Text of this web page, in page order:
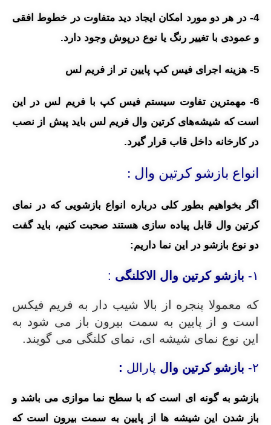
4- در هر دو مورد امکان ایجاد دید متفاوت در خطوط افقی
و عمودی با تغییر رنگ یا نوع درپوش وجود دارد.
5- هزینه اجرای فیس کپ پایین تر از فریم لس
6- مهمترین تفاوت سیستم فیس کپ با فریم لس در این
است که شیشه‌های کرتین وال فریم لس باید پیش از نصب
در کارخانه داخل قاب قرار گیرد.
انواع بازشو کرتین وال :
اگر بخواهیم بطور کلی درباره انواع بازشویی که در نمای
کرتین وال قابل پیاده سازی هستند صحبت کنیم، باید گفت
دو نوع بازشو در این نما داریم:
۱- بازشو کرتین وال الاکلنگی :
که معمولا پنجره از بالا شیب دار به فریم فیکس
است و از پایین به سمت بیرون باز می شود به
این نوع نمای شیشه ای، نمای کلنگی می گویند.
۲- بازشو کرتین وال پارالل :
بازشو به گونه ای است که با سطح نما موازی می باشد و
باز شدن این شیشه ها از پایین به سمت بیرون است که